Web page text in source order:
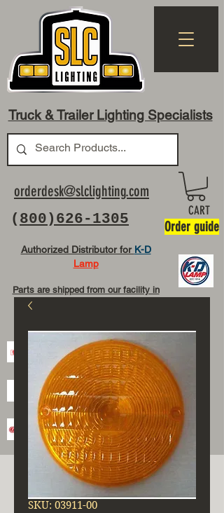
Truck & Trailer Lighting Specialists
( 800)626-1305
orderdesk@slclighting.com
Authorized Distributor for K-D
Lamp
Parts are shipped from our facility in
CART
Order guide
SKU: 03911-00